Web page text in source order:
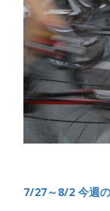
7/27～8/2 今週